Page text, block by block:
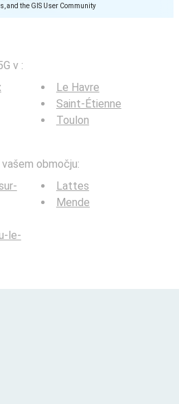
and the GIS User Community
v :
Le Havre
Saint-Étienne
Toulon
območju:
le-
Lattes
Mende